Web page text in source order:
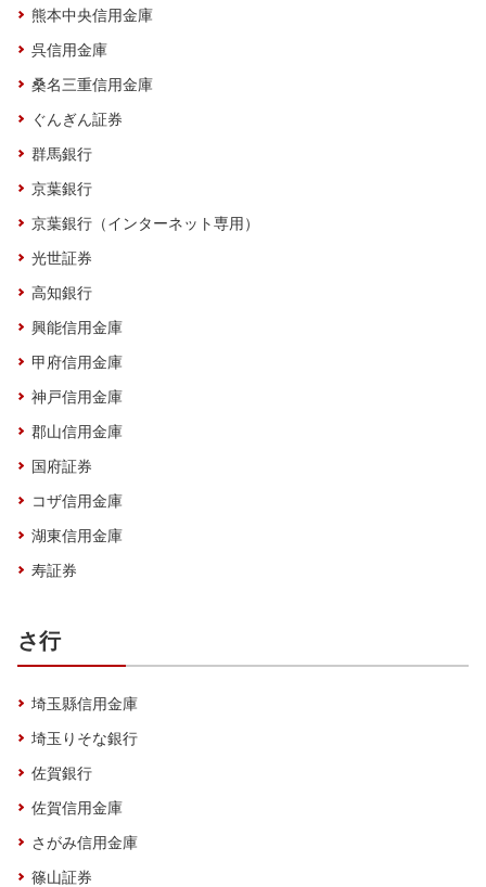
熊本中央信用金庫
呉信用金庫
桑名三重信用金庫
ぐんぎん証券
群馬銀行
京葉銀行
京葉銀行（インターネット専用）
光世証券
高知銀行
興能信用金庫
甲府信用金庫
神戸信用金庫
郡山信用金庫
国府証券
コザ信用金庫
湖東信用金庫
寿証券
さ行
埼玉縣信用金庫
埼玉りそな銀行
佐賀銀行
佐賀信用金庫
さがみ信用金庫
篠山証券